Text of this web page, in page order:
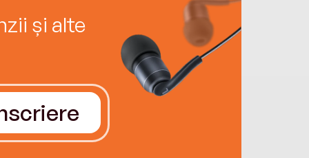
și alte